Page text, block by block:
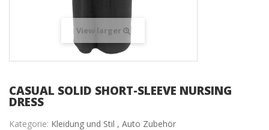
View larger
CASUAL SOLID SHORT-SLEEVE NURSING
DRESS
Kategorie: Kleidung und Stil , Auto Zubehör